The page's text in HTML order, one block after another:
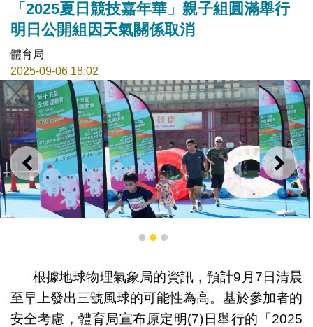
「2025夏日競技嘉年華」親子組圓滿舉行
明日公開組因天氣關係取消
體育局
2025-09-06 18:02
上一則 下一
「2025夏日競技嘉年華」親子組圓滿舉行
1 2 3
根據地球物理氣象局的資訊，預計9月7日清晨
至早上發出三號風球的可能性為高。基於參加者的
安全考慮，體育局宣布原定明(7)日舉行的「2025